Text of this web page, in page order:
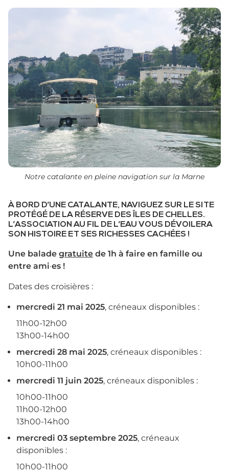
Notre catalante en pleine navigation sur la Marne
À BORD D’UNE CATALANTE, NAVIGUEZ SUR LE SITE
PROTÉGÉ DE LA RÉSERVE DES ÎLES DE CHELLES.
L’ASSOCIATION AU FIL DE L’EAU VOUS DÉVOILERA
SON HISTOIRE ET SES RICHESSES CACHÉES !
Une balade gratuite de 1h à faire en famille ou
entre ami·es !
Dates des croisières :
mercredi 21 mai 2025, créneaux disponibles :
11h00-12h00
13h00-14h00
mercredi 28 mai 2025, créneaux disponibles :
10h00-11h00
mercredi 11 juin 2025, créneaux disponibles :
10h00-11h00
11h00-12h00
13h00-14h00
mercredi 03 septembre 2025, créneaux
disponibles :
10h00-11h00